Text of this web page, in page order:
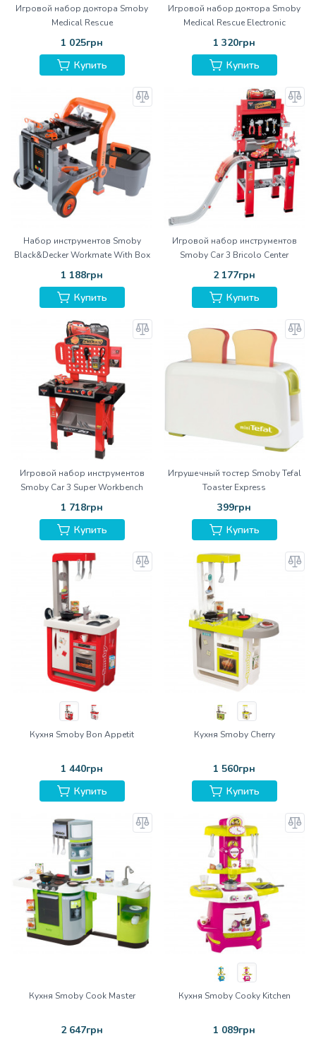
Игровой набор доктора Smoby
Medical Rescue
1 025грн
Купить
Игровой набор доктора Smoby
Medical Rescue Electronic
1 320грн
Купить
Набор инструментов Smoby
Black&Decker Workmate With Box
1 188грн
Купить
Игровой набор инструментов
Smoby Car 3 Bricolo Center
2 177грн
Купить
Игровой набор инструментов
Smoby Car 3 Super Workbench
1 718грн
Купить
Игрушечный тостер Smoby Tefal
Toaster Express
399грн
Купить
Кухня Smoby Bon Appetit
1 440грн
Купить
Кухня Smoby Cherry
1 560грн
Купить
Кухня Smoby Cook Master
2 647грн
Кухня Smoby Cooky Kitchen
1 089грн